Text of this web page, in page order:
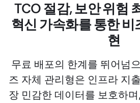
TCO 절감, 보안 위험
혁신 가속화를 통한 비
현
무료 배포의 한계를 뛰어넘
즈 자체 관리형은 인프라 지
장 민감한 데이터를 보호하